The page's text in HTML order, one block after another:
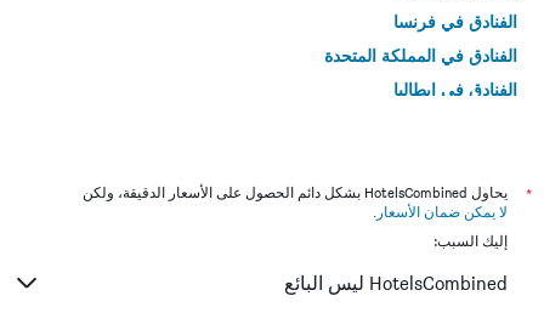
الفنادق في فرنسا
الفنادق في المملكة المتحدة
الفنادق في إيطاليا
*
يحاول HotelsCombined بشكل دائم الحصول على الأسعار الدقيقة، ولكن
لا يمكن ضمان الأسعار .
إليك السبب:
HotelsCombined ليس البائع